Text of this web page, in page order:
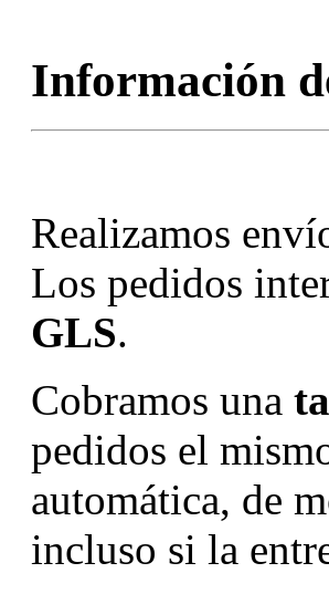
Información
Realizamos
Los pedidos
GLS.
Cobramos una
pedidos el
automática, de
incluso si la